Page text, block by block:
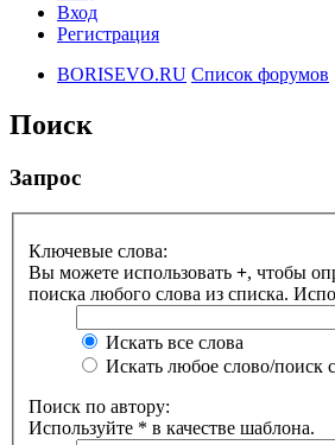
Вход
Регистрация
BORISEVO.RU Список форумов
Поиск
Запрос
Ключевые слова:
Вы можете использовать +, чтобы
поиска любого слова из списка.
Искать все слова
Искать любое слово/поиск
Поиск по автору:
Используйте * в качестве шаблона.